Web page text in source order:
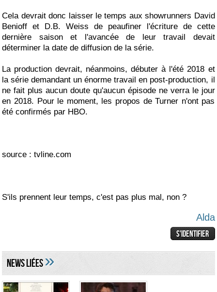
Cela devrait donc laisser le temps aux showrunners David
Benioff et D.B. Weiss de peaufiner l'écriture de cette
dernière saison et l'avancée de leur travail devait
déterminer la date de diffusion de la série.
La production devrait, néanmoins, débuter à l'été 2018 et
la série demandant un énorme travail en post-production, il
ne fait plus aucun doute qu'aucun épisode ne verra le jour
en 2018. Pour le moment, les propos de Turner n'ont pas
été confirmés par HBO.
source : tvline.com
S'ils prennent leur temps, c'est pas plus mal, non ?
Alda
NEWS LIéES»